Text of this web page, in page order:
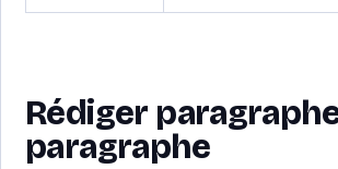
Rédiger
paragraphe